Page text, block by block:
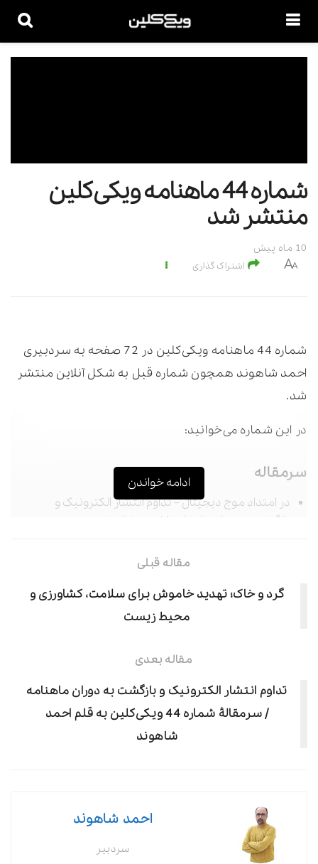
شماره 44 ماهنامه ویکی‌کلین
منتشر شد
10 ماه پیش
A
A اشتراک گذاری
شماره 44 ماهنامه ویکی‌کلین در 72 صفحه به سردبیری
احمد شاهوند همچون شماره قبل به شکل آنلاین منتشر
شد.
در این شماره می‌خوانید:
سرمقاله
در امتداد موج دیجیتال – تداوم انتشار الکترونیک و
بازگشت به دوران ماهنامه / احمد شاهوند
معرفی برگزیدگان هشتمین جشنواره مطبوعات استان
بررسی چالش‌ها، خلأها و ضرورت‌های استانداردسازی
در تجهیزات نظافت صنعتی
نگهداری کارواش اتوماتیک و ضرورت انجام آن
کاهش آلودگی
۱۰ اشتباه رایج در نظافت اماکن تجاری و راه‌های جلوگیری
از آنها
ادامه خواندن
گرد و خاک؛ تهدید خاموش برای سلامت، کشاورزی و
محیط زیست
تداوم انتشار الکترونیک و بازگشت به دوران ماهنامه
/ سرمقالۀ شماره 44 ویکی‌کلین به قلم احمد
شاهوند
احمد شاهوند
سردبیر